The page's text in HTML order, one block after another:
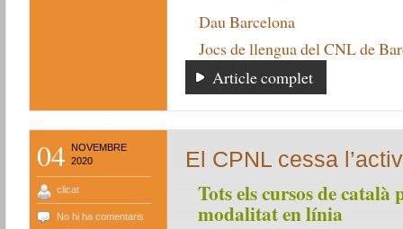
Dau Barcelona
Jocs de llengua del CNL de
Article complet
04
NOVEMBRE
2020
clicat
No hi ha comentaris
El CPNL cessa
Tots els cursos de català
modalitat en línia